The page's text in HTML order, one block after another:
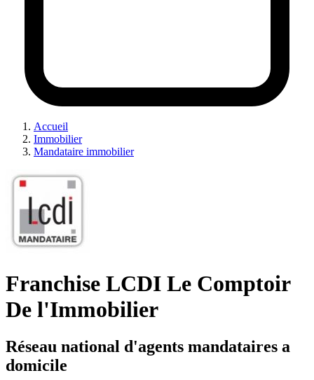
Accueil
Immobilier
Mandataire immobilier
Franchise LCDI Le Comptoir
De l'Immobilier
Réseau national d'agents mandataires a
domicile